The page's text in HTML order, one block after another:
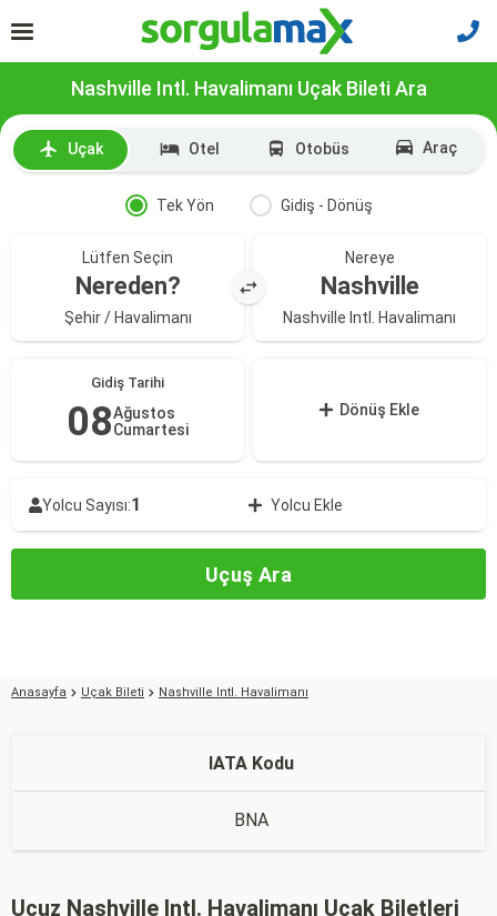
Nashville Intl. Havalimanı Uçak Bileti Ara
Uçak Otel Otobüs Araç
Tek Yön Gidiş - Dönüş
Lütfen Seçin
Nereden?
Şehir / Havalimanı
Nereye
Nashville
Nashville Intl. Havalimanı
Gidiş Tarihi
08Ağustos
Cumartesi
Dönüş Ekle
Yolcu Sayısı:1 Yolcu Ekle
Uçuş Ara
Anasayfa Uçak Bileti Nashville Intl. Havalimanı
IATA Kodu
BNA
Ucuz Nashville Intl. Havalimanı Uçak Biletleri